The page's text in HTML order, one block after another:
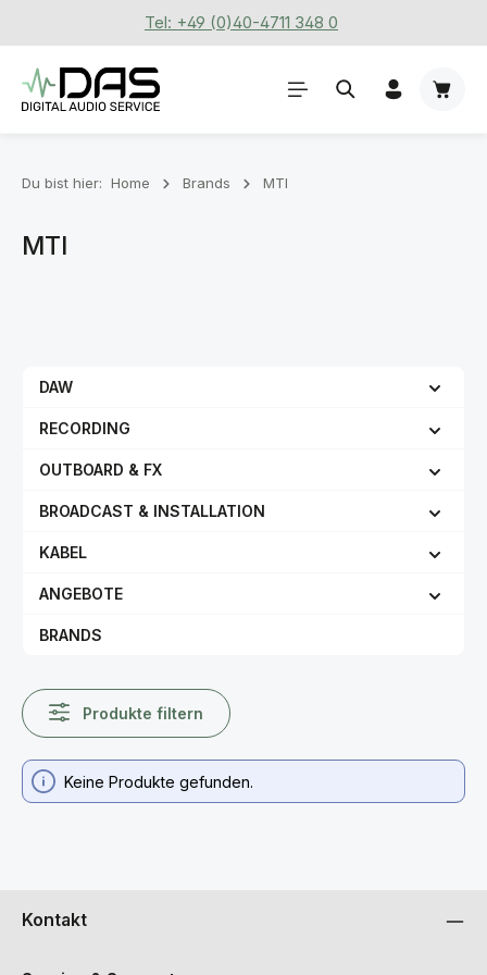
Zum Hauptinhalt springenTel: +49 (0)40-4711 348 0
Du bist hier: Home Brands MTI
MTI
DAW
RECORDING
OUTBOARD & FX
BROADCAST & INSTALLATION
KABEL
ANGEBOTE
BRANDS
Produkte filtern
Keine Produkte gefunden.
Kontakt